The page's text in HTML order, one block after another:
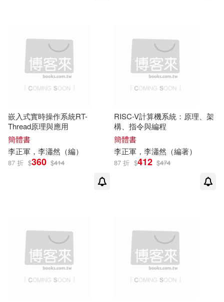
嵌入式實時操作系統RT-
Thread原理與應用
簡體書
李正軍 ，李瀟然（編）
87 折 $360 $414
RISC-V計算機系統：原理、架
構、指令與編程
簡體書
李正軍 ，李瀟然（編著）
87 折 $412 $474